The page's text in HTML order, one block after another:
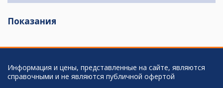
Показания
Информация и цены, представленные на сайте, являются
справочными и не являются публичной офертой